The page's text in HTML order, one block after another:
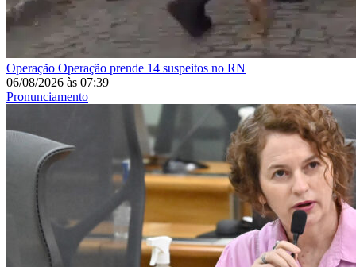
Operação Operação prende 14 suspeitos no RN
06/08/2026 às 07:39
Pronunciamento